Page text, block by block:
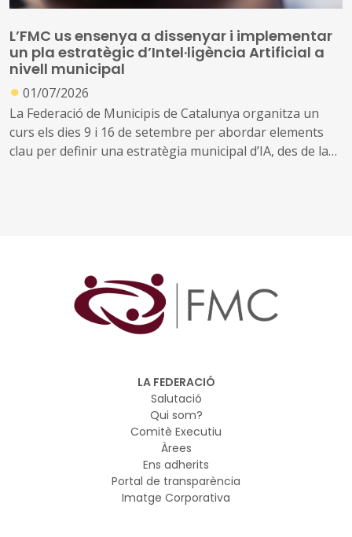
L’FMC us ensenya a dissenyar i implementar
un pla estratègic d’Intel·ligència Artificial a
nivell municipal
● 01/07/2026
La Federació de Municipis de Catalunya organitza un
curs els dies 9 i 16 de setembre per abordar elements
clau per definir una estratègia municipal d’IA, des de la
L’objectiu és dotar els i les participants dels
coneixements i eines necessaris per liderar projectes
d’Intel·ligència Artificial en l’àmbit local amb criteris
d’eficiència, seguretat jurídica i orientació al servei públic
LA FEDERACIÓ
Salutació
Qui som?
Comitè Executiu
Àrees
Ens adherits
Portal de transparència
Imatge Corporativa